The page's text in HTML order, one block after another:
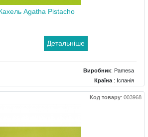
Agatha Pistacho
Детальніше
Виробник: Pamesa
Країна : Іспанія
Поверхня: Глянцевий
Колір: Світло-зелений
Код товару: 003968